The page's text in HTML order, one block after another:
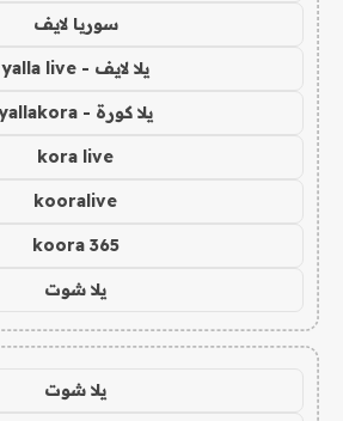
سوريا لايف
يلا لايف - yalla live
يلا كورة - yallakora
kora live
kooralive
koora 365
يلا شوت
يلا شوت